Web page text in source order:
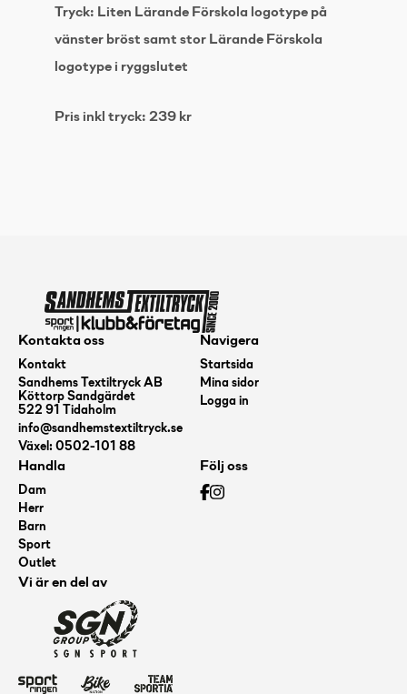
Tryck: Liten Lärande Förskola logotype på
vänster bröst samt stor Lärande Förskola
logotype i ryggslutet
Pris inkl tryck: 239 kr
Kontakta oss
Kontakt
Sandhems Textiltryck AB
Köttorp Sandgärdet
522 91 Tidaholm
info@sandhemstextiltryck.se
Växel: 0502-101 88
Navigera
Startsida
Mina sidor
Logga in
Handla
Dam
Herr
Barn
Sport
Outlet
Följ oss
Vi är en del av